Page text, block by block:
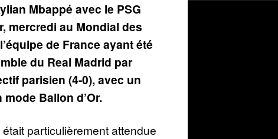
Mbappé avec le PSG
mercredi au Mondial des
de France ayant été
du Real Madrid par
parisien (4-0), avec un
Ballon d’Or.
particulièrement attendue